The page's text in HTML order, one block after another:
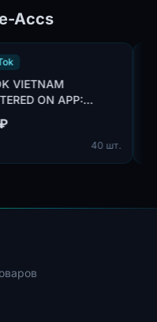
Accs
TikTok
VIETNAM
ON APP:
ONE PHOTO.
₽
40 шт.